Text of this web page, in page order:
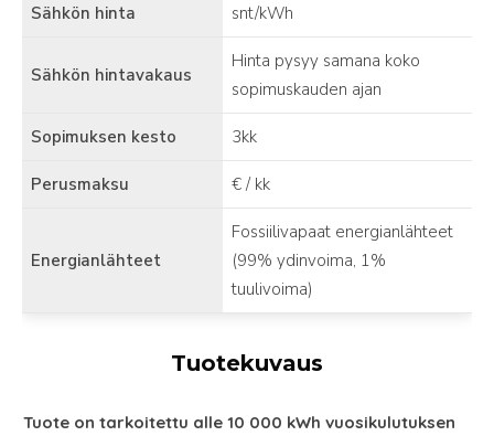
Sähkön hinta snt/kWh
Sähkön hintavakaus
Hinta pysyy samana koko
sopimuskauden ajan
Sopimuksen kesto 3kk
Perusmaksu € / kk
Energianlähteet
Fossiilivapaat energianlähteet
(99% ydinvoima, 1%
tuulivoima)
Tuotekuvaus
Tuote on tarkoitettu alle 10 000 kWh vuosikulutuksen